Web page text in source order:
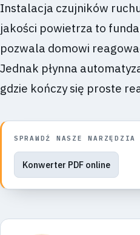
Instalacja czujników
jakości powietrza to
pozwala domowi
Jednak płynna
gdzie kończy się proste
SPRAWDŹ NASZE NARZĘDZIA
Konwerter PDF online